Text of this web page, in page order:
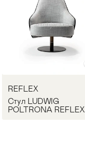
REFLEX
Стул LUDWIG
POLTRONA REFLEX